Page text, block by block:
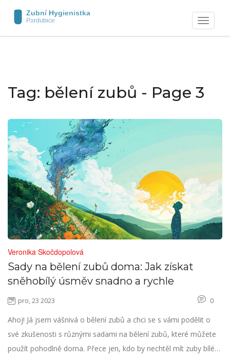
Zobrazit
navigaci
Tag: bělení zubů - Page 3
Veronika Skočdopolová
Sady na bělení zubů doma: Jak získat
sněhobílý úsměv snadno a rychle
pro, 23 2023 0
Ahoj! Já jsem vášnivá o bělení zubů a chci se s vámi podělit o
své zkušenosti s různými sadami na bělení zubů, které můžete
použít pohodlně doma. Přece jen, kdo by nechtěl mít zuby bílé